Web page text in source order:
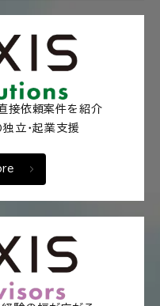
接依頼案件を紹介
独立・起業支援